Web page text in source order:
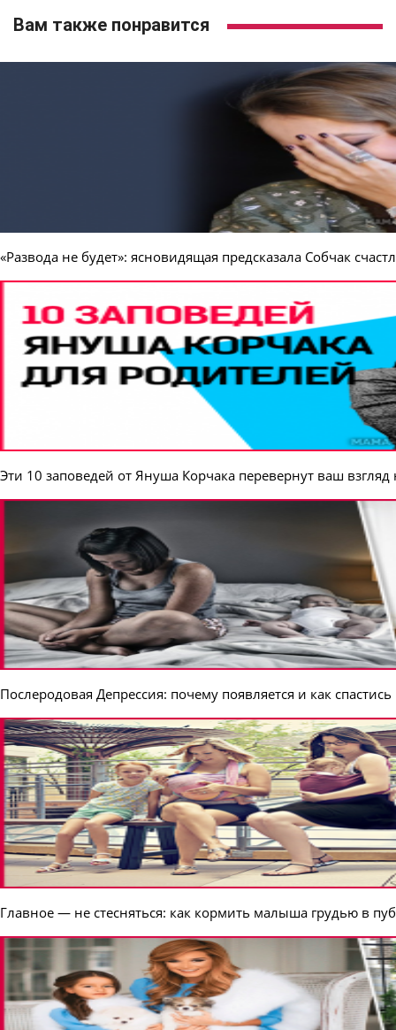
Вам также понравится
«Развода не будет»: ясновидящая предсказала Собчак
Эти 10 заповедей от Януша Корчака перевернут ваш взгляд
Послеродовая Депрессия: почему появляется и как
Главное — не стесняться: как кормить малыша грудью в